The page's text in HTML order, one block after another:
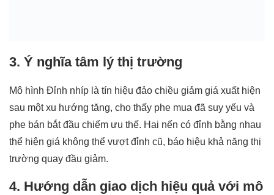
3. Ý nghĩa tâm lý thị trường
Mô hình Đỉnh nhíp là tín hiệu đảo chiều giảm giá xuất hiện
sau một xu hướng tăng, cho thấy phe mua đã suy yếu và
phe bán bắt đầu chiếm ưu thế. Hai nến có đỉnh bằng nhau
thể hiện giá không thể vượt đỉnh cũ, báo hiệu khả năng thị
trường quay đầu giảm.
4. Hướng dẫn giao dịch hiệu quả với mô